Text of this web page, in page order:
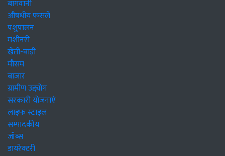
बागवानी
औषधीय फसलें
पशुपालन
मशीनरी
खेती-बाड़ी
मौसम
बाजार
ग्रामीण उद्द्योग
सरकारी योजनाएं
लाइफ स्टाइल
सम्पादकीय
जॉब्स
डायरेक्टरी